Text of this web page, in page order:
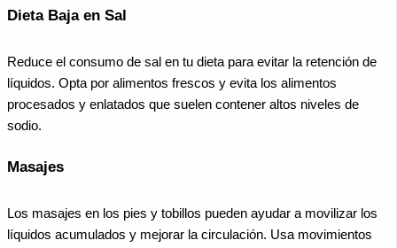
Dieta Baja en Sal
Reduce el consumo de sal en tu dieta para evitar la retención de
líquidos. Opta por alimentos frescos y evita los alimentos
procesados y enlatados que suelen contener altos niveles de
sodio.
Masajes
Los masajes en los pies y tobillos pueden ayudar a movilizar los
líquidos acumulados y mejorar la circulación. Usa movimientos